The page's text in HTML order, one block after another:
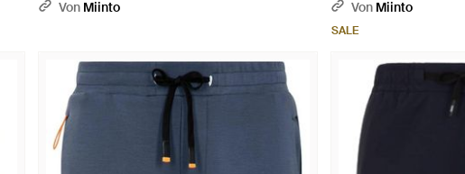
Von Miinto
Von Miinto
SALE